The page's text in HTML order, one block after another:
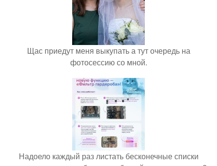
Щас приедут меня выкупать а тут очередь на
фотосессию со мной.
Надоело каждый раз листать бесконечные списки